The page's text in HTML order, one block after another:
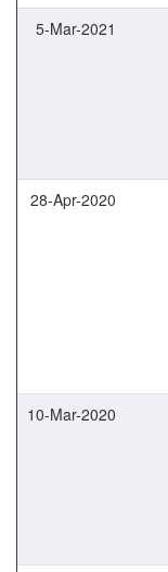
5-Mar-2021
28-Apr-2020
10-Mar-2020